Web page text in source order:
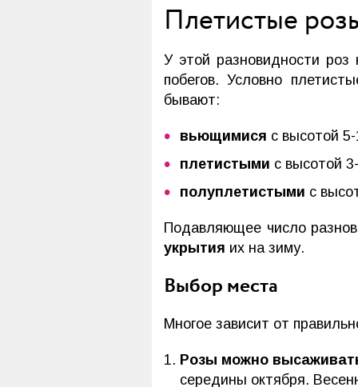
Плетистые
У этой разновидности роз
побегов. Условно
бывают:
вьющимися с высотой
плетистыми с высотой
полуплетистыми с
Подавляющее число
укрытия их на зиму.
Выбор места
Многое зависит от
Розы можно
середины октября.